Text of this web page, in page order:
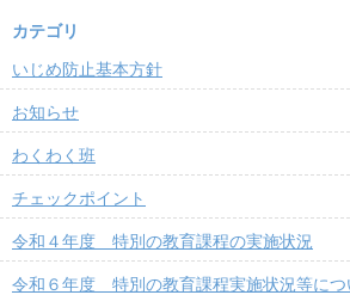
カテゴリ
いじめ防止基本方針
お知らせ
わくわく班
チェックポイント
令和４年度 特別の教育課程の実施状況
令和６年度 特別の教育課程実施状況等につ